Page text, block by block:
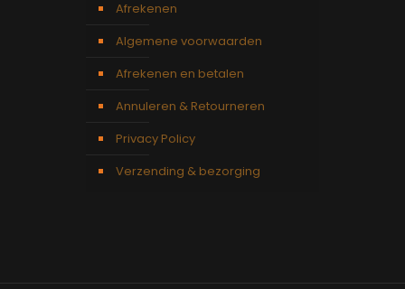
Afrekenen
Algemene voorwaarden
Afrekenen en betalen
Annuleren & Retourneren
Privacy Policy
Verzending & bezorging